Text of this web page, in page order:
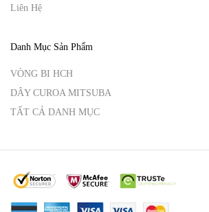
Liên Hệ
Danh Mục Sản Phẩm
VÒNG BI HCH
DÂY CUROA MITSUBA
TẤT CẢ DANH MỤC